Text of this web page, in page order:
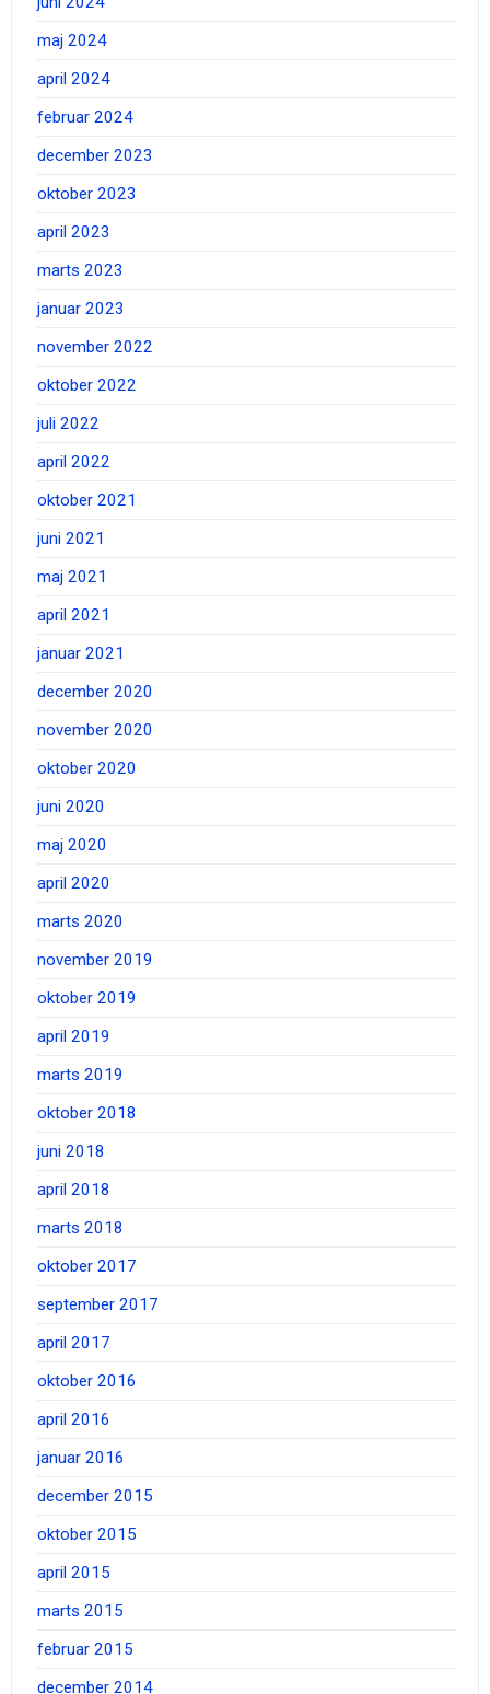
maj 2024
april 2024
februar 2024
december 2023
oktober 2023
april 2023
marts 2023
januar 2023
november 2022
oktober 2022
juli 2022
april 2022
oktober 2021
juni 2021
maj 2021
april 2021
januar 2021
december 2020
november 2020
oktober 2020
juni 2020
maj 2020
april 2020
marts 2020
november 2019
oktober 2019
april 2019
marts 2019
oktober 2018
juni 2018
april 2018
marts 2018
oktober 2017
september 2017
april 2017
oktober 2016
april 2016
januar 2016
december 2015
oktober 2015
april 2015
marts 2015
februar 2015
december 2014